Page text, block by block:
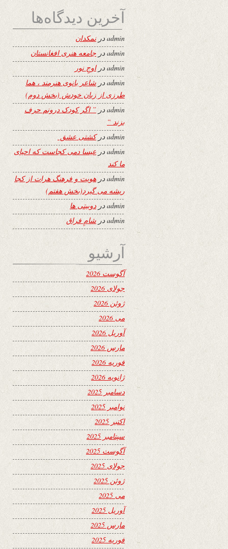
آخرین دیدگاه‌ها
adminدرنمکدان
adminدر جامعه هنری افغانستان
adminدراوجِ نور
adminدر شاعر بانوی هنرمند ، هما
طرزی از زبان خودش (بخش دوم)
adminدر ” اگر کودک درونم حرف
بزند “
adminدرکشتی عشق
adminدر عیسا دمی کجاست که احیای
ما کند
adminدر هویت و فرهنگ هرات از کجا
ریشه می گیرد(بخش هفتم)
adminدردوبیتی ها
admin در شامِ فراق
آرشیو
آگوست 2026
جولای 2026
ژوئن 2026
می 2026
آوریل 2026
مارس 2026
فوریه 2026
ژانویه 2026
دسامبر 2025
نوامبر 2025
اکتبر 2025
سپتامبر 2025
آگوست 2025
جولای 2025
ژوئن 2025
می 2025
آوریل 2025
مارس 2025
فوریه 2025